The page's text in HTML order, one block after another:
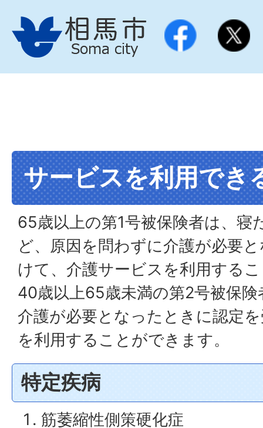
サービスを利用でき
65歳以上の第1号被保険者は、寝
ど、原因を問わずに介護が必要
けて、介護サービスを利用する
40歳以上65歳未満の第2号被保
介護が必要となったときに認定
を利用することができます。
特定疾病
筋萎縮性側策硬化症